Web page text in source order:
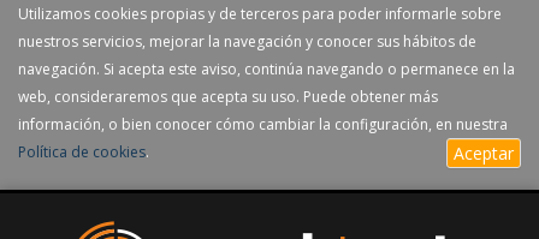
Utilizamos cookies propias y de terceros para poder informarle sobre
nuestros servicios, mejorar la navegación y conocer sus hábitos de
navegación. Si acepta este aviso, continúa navegando o permanece en la
web, consideraremos que acepta su uso. Puede obtener más
información, o bien conocer cómo cambiar la configuración, en nuestra
Política de cookies. Aceptar